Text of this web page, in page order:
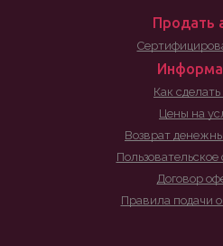
Продать
Как сделать
Цены на
Возврат
Договор
Правила подачи